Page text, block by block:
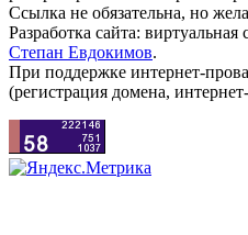
Ссылка не обязательна, но
Разработка сайта:
Степан Евдокимов.
При поддержке интернет-
(регистрация домена,